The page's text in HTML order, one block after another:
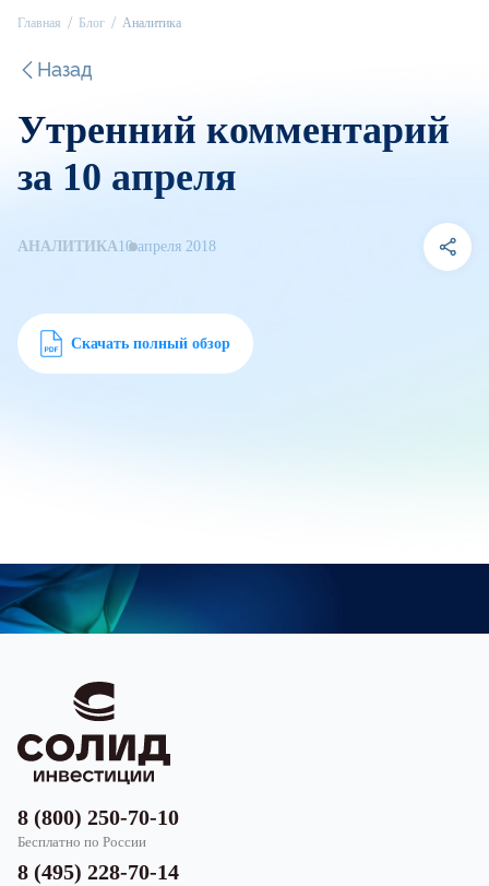
Главная Блог Аналитика
Назад
Утренний комментарий
за 10 апреля
АНАЛИТИКА10 апреля 2018
Скачать полный обзор
8 (800) 250-70-10
Бесплатно по России
8 (495) 228-70-14